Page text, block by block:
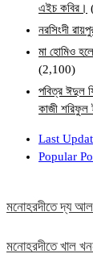
এইচ কবির।
নরসিংদী
মা হোমিও
(2,100)
পবিত্র ঈদুল
কাজী শরিফুল
Last
Popular
মনোহরদীতে দ্য
মনোহরদীতে খাল